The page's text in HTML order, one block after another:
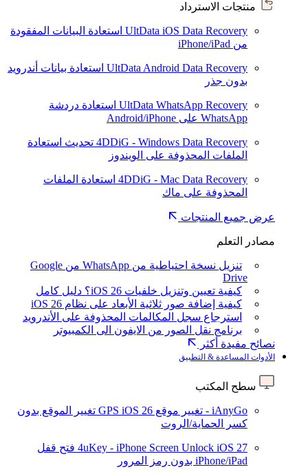
منتجات الاسترداد
UltData iOS Data Recovery استعادة البيانات المفقودة
من iPhone/iPad
UltData Android Data Recovery استعادة بيانات أندرويد
بدون جذر
UltData WhatsApp Recovery استعادة دردشة
WhatsApp على Android/iPhone
4DDiG - Windows Data Recovery تحديث استعادة
الملفات المحذوفة على الويندوز
4DDiG - Mac Data Recovery استعادة الملفات
المحذوفة على ماك
عرض جميع المنتجات
مصادر التعلم
تنزيل نسخة احتياطية من WhatsApp من Google
Drive
كيفية تعيين وتنزيل خلفيات iOS 26؟ دليل كامل
كيفية إضافة صور ثلاثية الأبعاد على نظام iOS 26
استرجاع سجل المكالمات المحذوفة على الأندرويد
برنامج نقل الصور من الايفون الى الكمبيوتر
نصائح مفيدة أكثر
الأدوات المساعدة & التطبيق
سطح المكتب
iAnyGo - تغيير موقع GPS iOS 26
تغيير الموقع بدون
كسر الحماية/الروت
4uKey - iPhone Screen Unlock iOS 27
فتح قفل
iPhone/iPad بدون رمز المرور